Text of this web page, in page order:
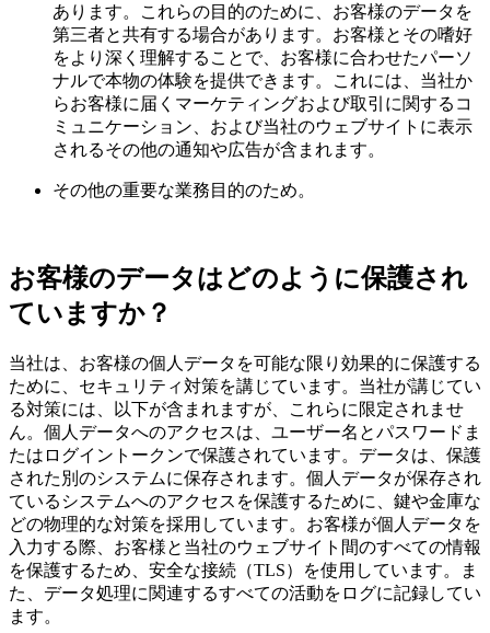
あります。これらの目的のために、お客様のデータを
第三者と共有する場合があります。お客様とその嗜好
をより深く理解することで、お客様に合わせたパーソ
ナルで本物の体験を提供できます。これには、当社か
らお客様に届くマーケティングおよび取引に関するコ
ミュニケーション、および当社のウェブサイトに表示
されるその他の通知や広告が含まれます。
その他の重要な業務目的のため。
お客様のデータはどのように保護され
ていますか？
当社は、お客様の個人データを可能な限り効果的に保護する
ために、セキュリティ対策を講じています。当社が講じてい
る対策には、以下が含まれますが、これらに限定されませ
ん。個人データへのアクセスは、ユーザー名とパスワードま
たはログイントークンで保護されています。データは、保護
された別のシステムに保存されます。個人データが保存され
ているシステムへのアクセスを保護するために、鍵や金庫な
どの物理的な対策を採用しています。お客様が個人データを
入力する際、お客様と当社のウェブサイト間のすべての情報
を保護するため、安全な接続（TLS）を使用しています。ま
た、データ処理に関連するすべての活動をログに記録してい
ます。